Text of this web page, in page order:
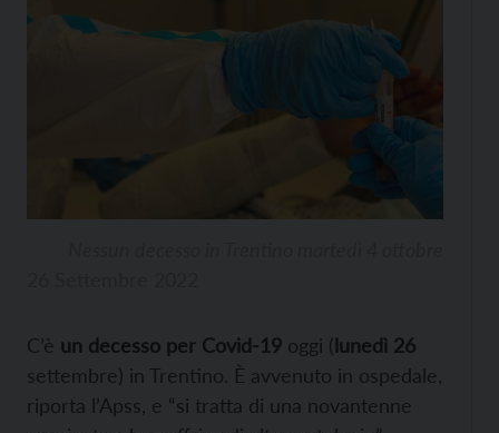
C’è un decesso per Covid-19 oggi (lunedì 26
settembre) in Trentino. È avvenuto in ospedale,
riporta l’Apss, e “si tratta di una novantenne